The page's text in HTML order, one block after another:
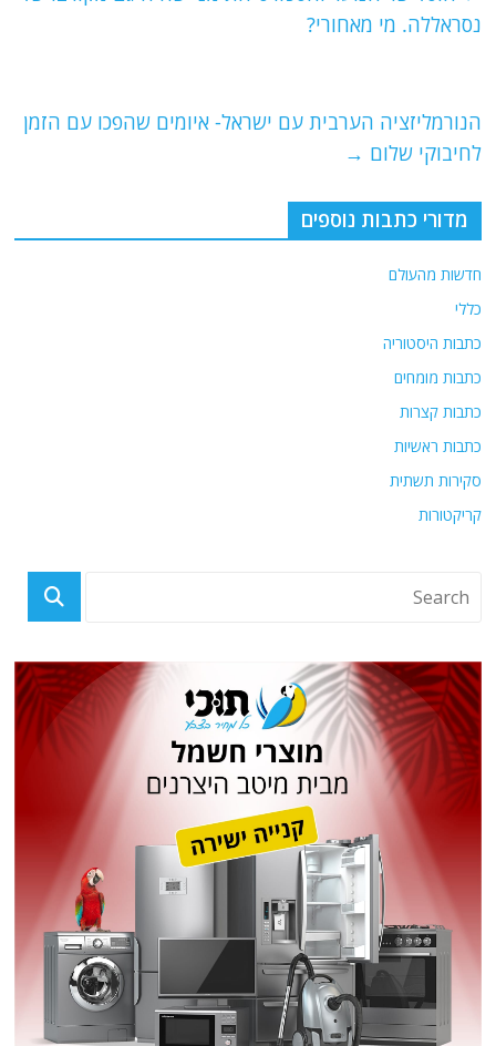
A
ra
k
נסראללה. מי מאחורי?
הנורמליזציה הערבית עם ישראל- איומים שהפכו עם הזמן
לחיבוקי שלום →
מדורי כתבות נוספים
חדשות מהעולם
כללי
כתבות היסטוריה
כתבות מומחים
כתבות קצרות
כתבות ראשיות
סקירות תשתית
קריקטורות